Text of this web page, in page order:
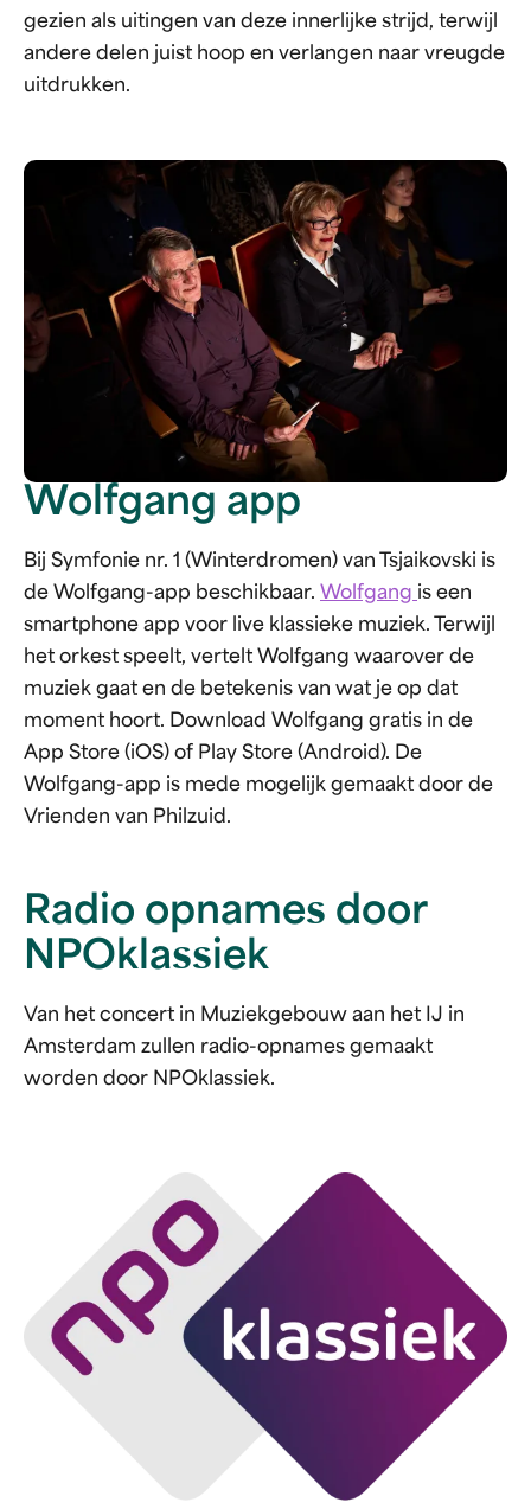
gezien als uitingen van deze innerlijke strijd, terwijl
andere delen juist hoop en verlangen naar vreugde
uitdrukken.
Wolfgang app
Bij Symfonie nr. 1 (Winterdromen) van Tsjaikovski is
de Wolfgang-app beschikbaar. Wolfgang is een
smartphone app voor live klassieke muziek. Terwijl
het orkest speelt, vertelt Wolfgang waarover de
muziek gaat en de betekenis van wat je op dat
moment hoort. Download Wolfgang gratis in de
App Store (iOS) of Play Store (Android). De
Wolfgang-app is mede mogelijk gemaakt door de
Vrienden van Philzuid.
Radio opnames door
NPOklassiek
Van het concert in Muziekgebouw aan het IJ in
Amsterdam zullen radio-opnames gemaakt
worden door NPOklassiek.